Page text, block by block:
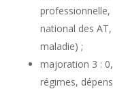
national des
maladie) ;
majoration 3 :
régimes,